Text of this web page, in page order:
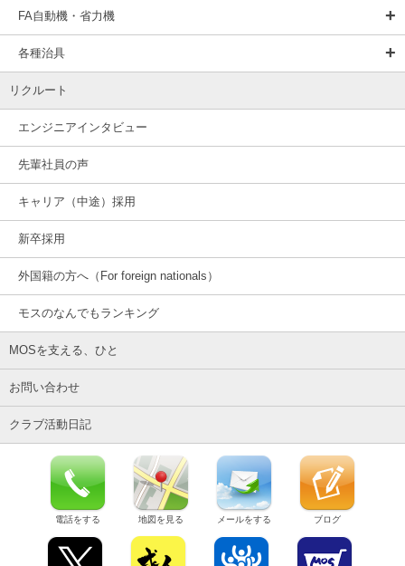
FA自動機・省力機
各種治具
リクルート
エンジニアインタビュー
先輩社員の声
キャリア（中途）採用
新卒採用
外国籍の方へ（For foreign nationals）
モスのなんでもランキング
MOSを支える、ひと
お問い合わせ
クラブ活動日記
電話をする 地図を見る メールをする ブログ